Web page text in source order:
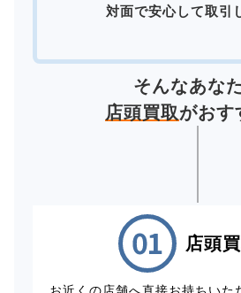
対面で安心して取引
そんなあな
店頭買取がおす
店頭
お近くの店舗へ直接お持ちいた